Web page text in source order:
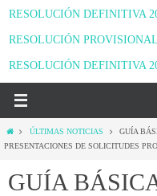
RESOLUCIÓN DEFINITIVA
RESOLUCIÓN
RESOLUCIÓN DEFINITIVA
InicioÚLTIMAS NOTICIAS
GUÍA
PRESENTACIONES DE SOLICITUDES
GUÍA